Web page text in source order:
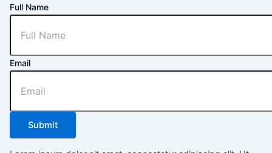
Full Name
Email
Submit